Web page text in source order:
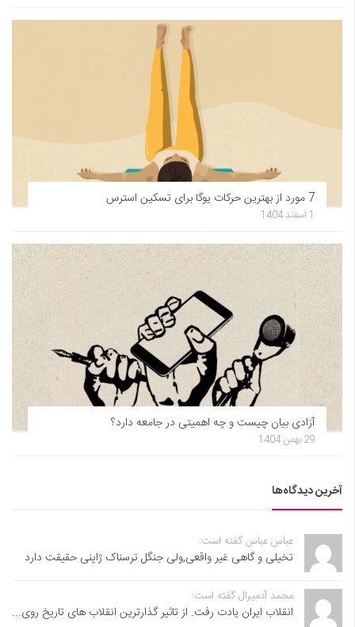
7 مورد از بهترین حرکات یوگا برای تسکین استرس
1 اسفند 1404
آزادی بیان چیست و چه اهمیتی در جامعه دارد؟
29 بهمن 1404
آخرین دیدگاه‌ها
عباس عباس گفته است:
تخیلی و گاهی غیر واقعی,ولی جنگل ترسناک ژاپنی حقیقت دارد
محمد آدمیرال گفته است:
انقلاب ایران یادت رفت. از تاثیر گذارترین انقلاب های تاریخ روی...